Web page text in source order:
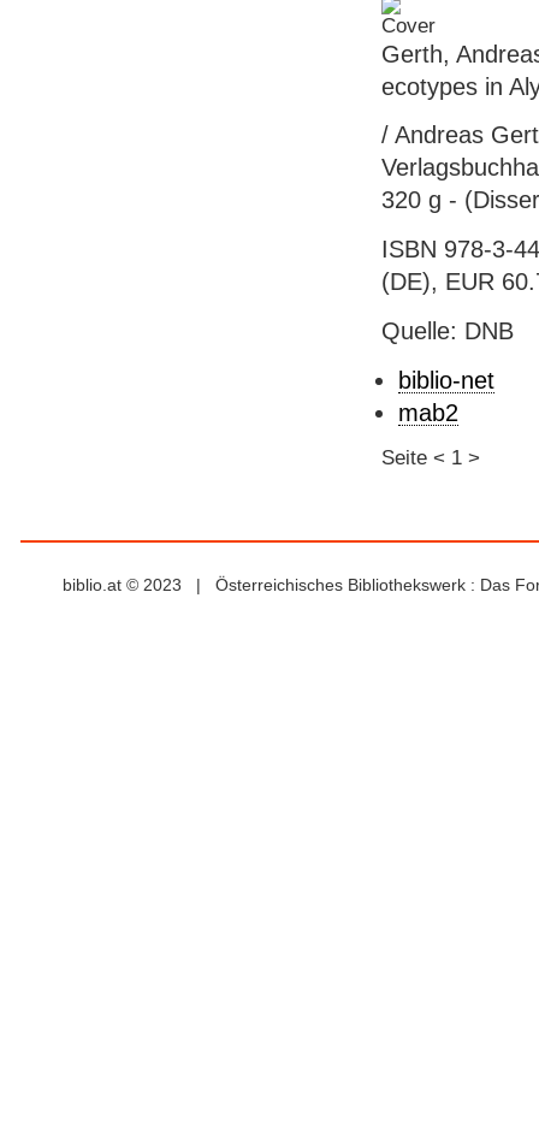
Gerth,
ecotypes in
/ Andreas
320 g -
ISBN 978-3-
(DE), EUR
Quelle: DNB
biblio-net
mab2
Seite < 1 >
biblio.at © 2023 | Österreichisches Bibliothekswerk : Das